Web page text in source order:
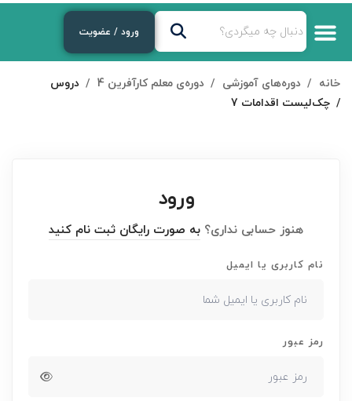
ورود / عضویت
خانه دوره‌های آموزشی دوره‌ی معلم کارآفرین 4
دروس
چک‌لیست اقدامات 7
ورود
هنوز حسابی نداری؟ به صورت رایگان ثبت نام کنید
نام کاربری یا ایمیل
رمز عبور